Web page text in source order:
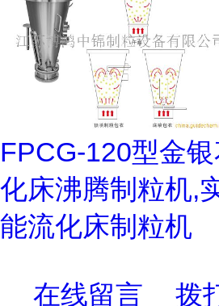
FPCG-120型金
化床沸腾制粒机,
能流化床制粒机
在线留言 拨